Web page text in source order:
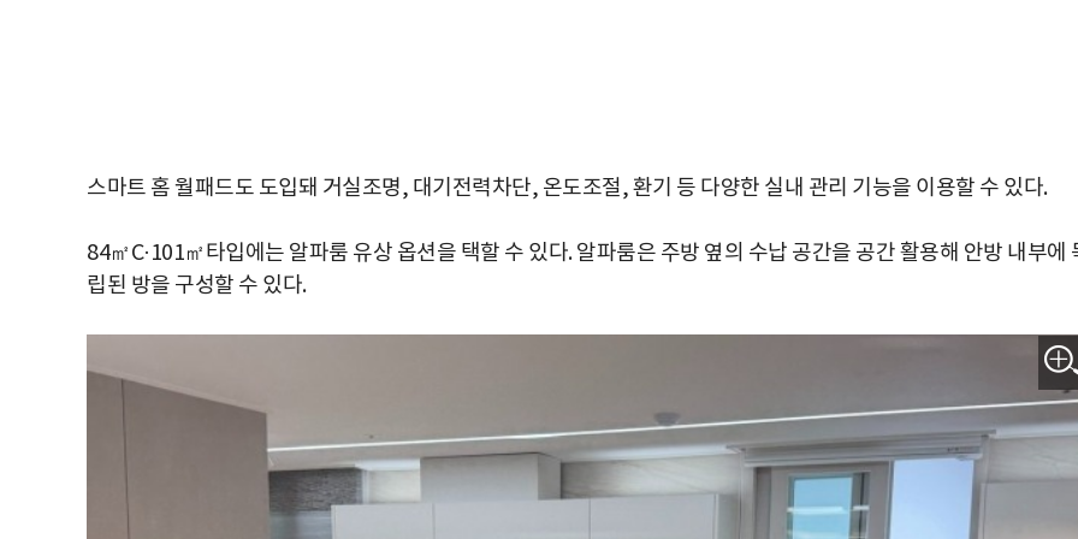
스마트 홈 월패드도 도입돼 거실조명, 대기전력차단, 온도조절, 환기 등 다양한 실내 관리 기능을 이용할 수 있다.
84㎡C·101㎡타입에는 알파룸 유상 옵션을 택할 수 있다. 알파룸은 주방 옆의 수납 공간을 공간 활용해 안방 내부에
립된 방을 구성할 수 있다.